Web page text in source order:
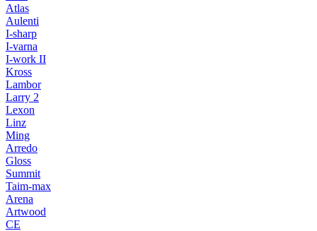
Atlas
Aulenti
I-sharp
I-varna
I-work II
Kross
Lambor
Larry 2
Lexon
Linz
Ming
Arredo
Gloss
Summit
Taim-max
Arena
Artwood
CE